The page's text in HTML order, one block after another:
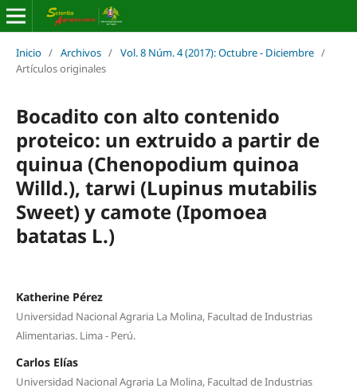
Inicio / Archivos / Vol. 8 Núm. 4 (2017): Octubre - Diciembre /
Artículos originales
Bocadito con alto contenido
proteico: un extruido a partir de
quinua (Chenopodium quinoa
Willd.), tarwi (Lupinus mutabilis
Sweet) y camote (Ipomoea
batatas L.)
Katherine Pérez
Universidad Nacional Agraria La Molina, Facultad de Industrias
Alimentarias. Lima - Perú.
Carlos Elías
Universidad Nacional Agraria La Molina, Facultad de Industrias